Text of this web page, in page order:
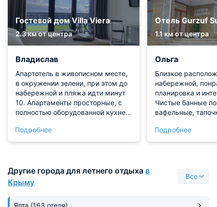
Гостевой дом Villa Viera
2.3 км от центра
Владислав
Апартотель в живописном месте,
в окружении зелени, при этом до
набережной и пляжа идти минут
10. Апартаменты просторные, с
полностью оборудованной кухней
видом на горы. Стиральная
машина сильно облегчила отдых с
Подробнее
Отель Gurzuf
1.1 км от центра
Ольга
Близкое
набережной,
планировка и
Чистые банные
вафельные,
Подробнее
Другие города для летнего отдыха в
Крыму
Все
Ялта (163 отеля)